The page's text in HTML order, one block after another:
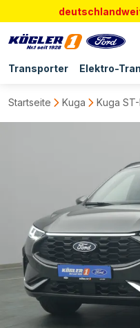
Transporter Elektro-
Startseite Kuga Kuga